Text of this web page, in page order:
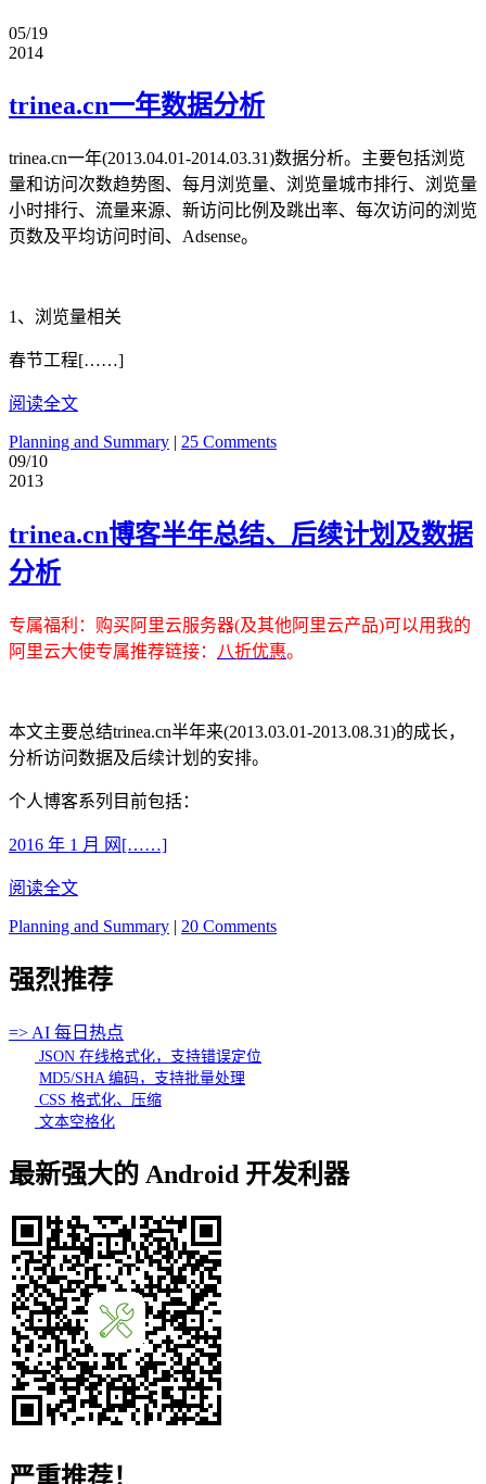
05/19
2014
trinea.cn一年数据分析
trinea.cn一年(2013.04.01-2014.03.31)数据分析。主要包括浏览
量和访问次数趋势图、每月浏览量、浏览量城市排行、浏览量
小时排行、流量来源、新访问比例及跳出率、每次访问的浏览
页数及平均访问时间、Adsense。
1、浏览量相关
春节工程[……]
阅读全文
Planning and Summary | 25 Comments
09/10
2013
trinea.cn博客半年总结、后续计划及数据
分析
专属福利 ：购买阿里云服务器(及其他阿里云产品)可以用我的
阿里云大使专属推荐链接：
八折优惠。
本文主要总结trinea.cn半年来(2013.03.01-2013.08.31)的成长，
分析访问数据及后续计划的安排。
个人博客系列目前包括：
2016 年 1 月 网[……]
阅读全文
Planning and Summary | 20 Comments
强烈推荐
=> AI 每日热点
JSON 在线格式化，支持错误定位
MD5/SHA 编码，支持批量处理
CSS 格式化、压缩
文本空格化
最新强大的 Android 开发利器
严重推荐！